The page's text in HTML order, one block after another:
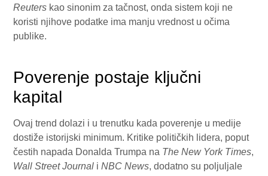
Reuters kao sinonim za tačnost, onda sistem koji ne
koristi njihove podatke ima manju vrednost u očima
publike.
Poverenje postaje ključni
kapital
Ovaj trend dolazi i u trenutku kada poverenje u medije
dostiže istorijski minimum. Kritike političkih lidera, poput
čestih napada Donalda Trumpa na The New York Times,
Wall Street Journal iNBC News, dodatno su poljuljale